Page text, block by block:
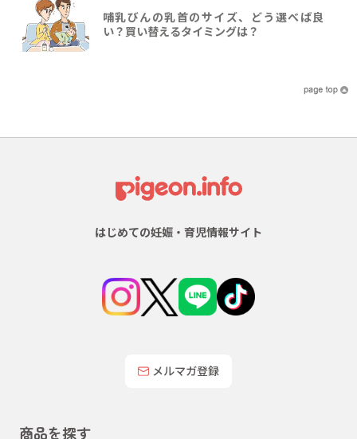
哺乳びんの乳首のサイズ、どう選べば良
い？買い替えるタイミングは？
はじめての妊娠・育児情報サイト
メルマガ登録
商品を探す